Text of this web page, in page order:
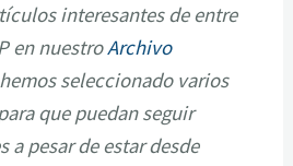
interesantes de entre
en nuestroArchivo
seleccionado varios
que puedan seguir
a pesar de estar desde